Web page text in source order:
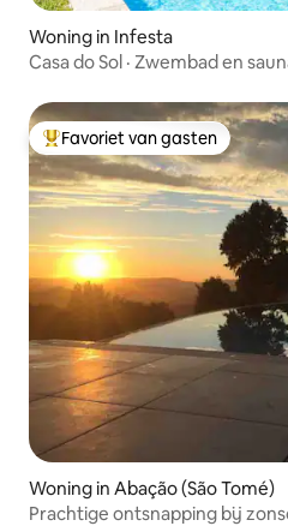
Woning in Infesta
Casa do Sol · Zwembad en
Topfavoriet van gasten
Favoriet van gasten
Woning in Abação (São Tomé)
Prachtige ontsnapping bij